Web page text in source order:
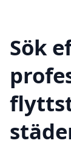
Sök